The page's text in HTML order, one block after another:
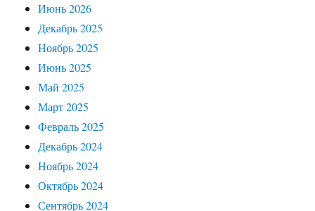
Июнь 2026
Декабрь 2025
Ноябрь 2025
Июнь 2025
Май 2025
Март 2025
Февраль 2025
Декабрь 2024
Ноябрь 2024
Октябрь 2024
Сентябрь 2024